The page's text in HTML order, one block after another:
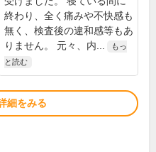
終わり、全く痛みや不快感も
無く、検査後の違和感等もあ
りません。 元々、内...
もっ
と読む
細をみる